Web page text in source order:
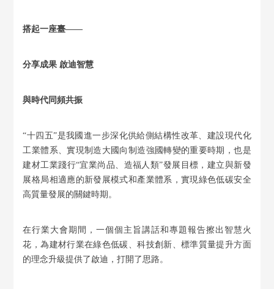
搭起一座臺——
分享成果 啟迪智慧
與時代同頻共振
“十四五”是我國進一步深化供給側結構性改革、建設現代化
工業體系、實現制造大國向制造強國轉變的重要時期，也是
建材工業踐行“宜業尚品、造福人類”發展目標，建立與新發
展格局相適應的新發展模式和產業體系，實現綠色低碳安全
高質量發展的關鍵時期。
在行業大會期間，一個個主旨講話和專題報告擦出智慧火
花，為建材行業在綠色低碳、科技創新、標準質量提升方面
的理念升級提供了啟迪，打開了思路。